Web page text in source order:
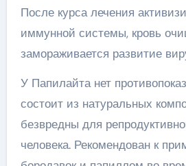
После курса лечения
иммунной системы, кровь
замораживается развитие
У Папилайта нет
состоит из натуральных
безвредны для
человека. Рекомендован к